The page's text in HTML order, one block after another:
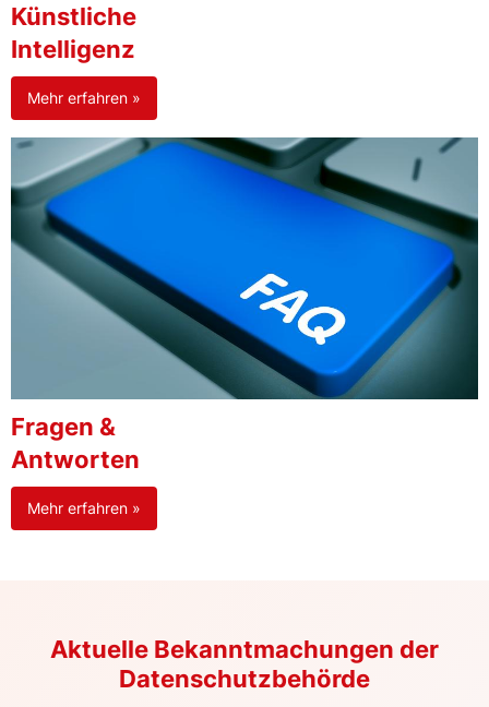
Künstliche
Intelligenz
Mehr erfahren »
Fragen &
Antworten
Mehr erfahren »
Aktuelle Bekanntmachungen der
Datenschutzbehörde